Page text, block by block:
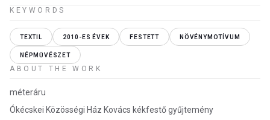
KEYWORDS
TEXTIL 2010-ES ÉVEK FESTETT NÖVÉNYMOTÍVUM
NÉPMŰVÉSZET
ABOUT THE WORK
méteráru
Ókécskei Közösségi Ház Kovács kékfestő gyűjtemény